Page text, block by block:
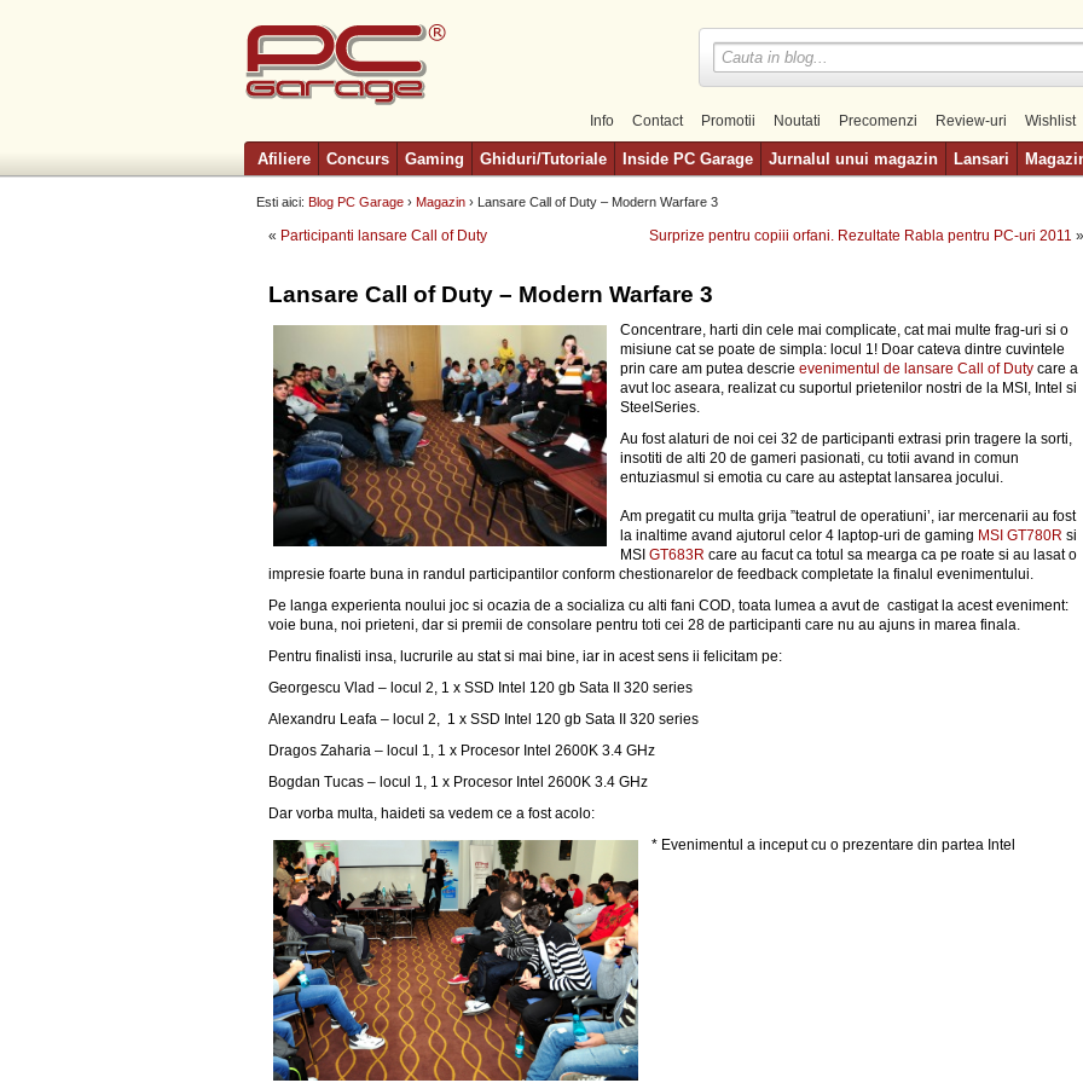
Info Contact Promotii Noutati Precomenzi Review-uri Wishlist
Afiliere Concurs Gaming Ghiduri/Tutoriale Inside PC Garage Jurnalul unui magazin Lansari
Esti aici: Blog PC Garage › Magazin › Lansare Call of Duty – Modern Warfare 3
« Participanti lansare Call of Duty Surprize pentru copiii orfani. Rezultate Rabla pentru PC-uri 2011 »
Lansare Call of Duty – Modern Warfare 3
Concentrare, harti din cele mai complicate, cat mai multe frag-uri si o
misiune cat se poate de simpla: locul 1! Doar cateva dintre cuvintele
prin care am putea descrie evenimentul de lansare Call of Duty care a
avut loc aseara, realizat cu suportul prietenilor nostri de la MSI, Intel si
SteelSeries.
Au fost alaturi de noi cei 32 de participanti extrasi prin tragere la sorti,
insotiti de alti 20 de gameri pasionati, cu totii avand in comun
entuziasmul si emotia cu care au asteptat lansarea jocului.
Am pregatit cu multa grija ”teatrul de operatiuni’, iar mercenarii au fost
la inaltime avand ajutorul celor 4 laptop-uri de gaming MSI GT780R si
MSI GT683R care au facut ca totul sa mearga ca pe roate si au lasat o
impresie foarte buna in randul participantilor conform chestionarelor de feedback completate la finalul evenimentului.
Pe langa experienta noului joc si ocazia de a socializa cu alti fani COD, toata lumea a avut de castigat la acest eveniment:
voie buna, noi prieteni, dar si premii de consolare pentru toti cei 28 de participanti care nu au ajuns in marea finala.
Pentru finalisti insa, lucrurile au stat si mai bine, iar in acest sens ii felicitam pe:
Georgescu Vlad – locul 2, 1 x SSD Intel 120 gb Sata II 320 series
Alexandru Leafa – locul 2, 1 x SSD Intel 120 gb Sata II 320 series
Dragos Zaharia – locul 1, 1 x Procesor Intel 2600K 3.4 GHz
Bogdan Tucas – locul 1, 1 x Procesor Intel 2600K 3.4 GHz
Dar vorba multa, haideti sa vedem ce a fost acolo:
* Evenimentul a inceput cu o prezentare din partea Intel